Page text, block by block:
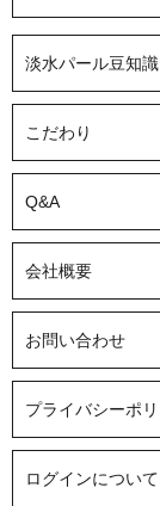
淡水パール豆知識
こだわり
Q&A
会社概要
お問い合わせ
プライバシーポ
ログインについて